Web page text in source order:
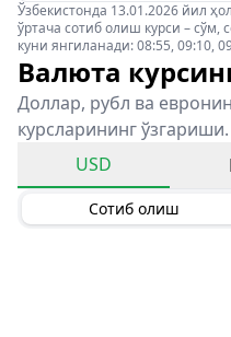
Ўзбекистонда 13.01.2026 йил
ўртача сотиб олиш курси – сўм,
куни янгиланади: 08:55, 09:10,
Валюта
Доллар, рубл ва
курсларининг ўзгариши.
USD
Сотиб олиш